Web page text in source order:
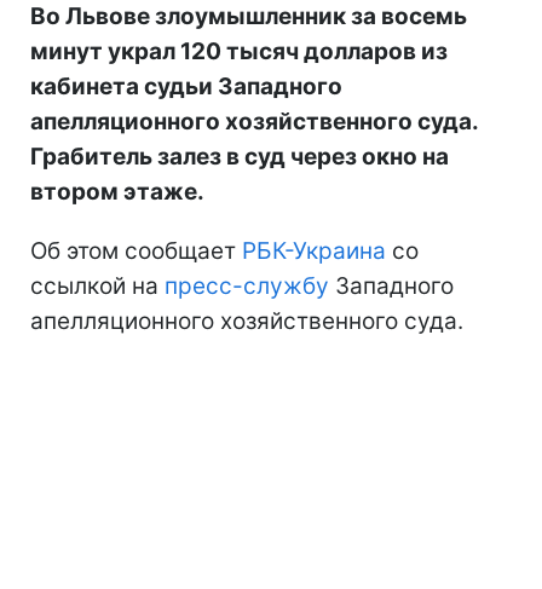
Во Львове злоумышленник за восемь
минут украл 120 тысяч долларов из
кабинета судьи Западного
апелляционного хозяйственного суда.
Грабитель залез в суд через окно на
втором этаже.
Об этом сообщает РБК-Украина со
ссылкой на пресс-службу Западного
апелляционного хозяйственного суда.